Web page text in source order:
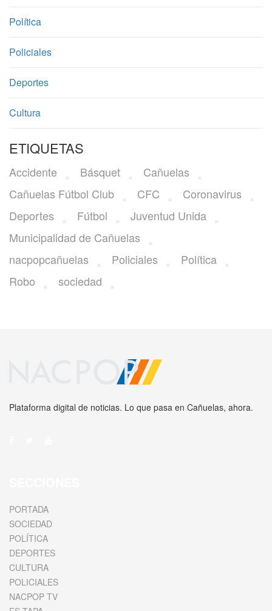
Política
Policiales
Deportes
Cultura
ETIQUETAS
Accidente Básquet
Cañuelas
Cañuelas Fútbol Club
CFC
Coronavirus
Deportes
Fútbol
Juventud Unida
Municipalidad de Cañuelas
nacpopcañuelas
Policiales
Política
Robo
sociedad
Plataforma digital de noticias. Lo que pasa en Cañuelas, ahora.
PORTADA
SOCIEDAD
POLÍTICA
DEPORTES
CULTURA
POLICIALES
NACPOP TV